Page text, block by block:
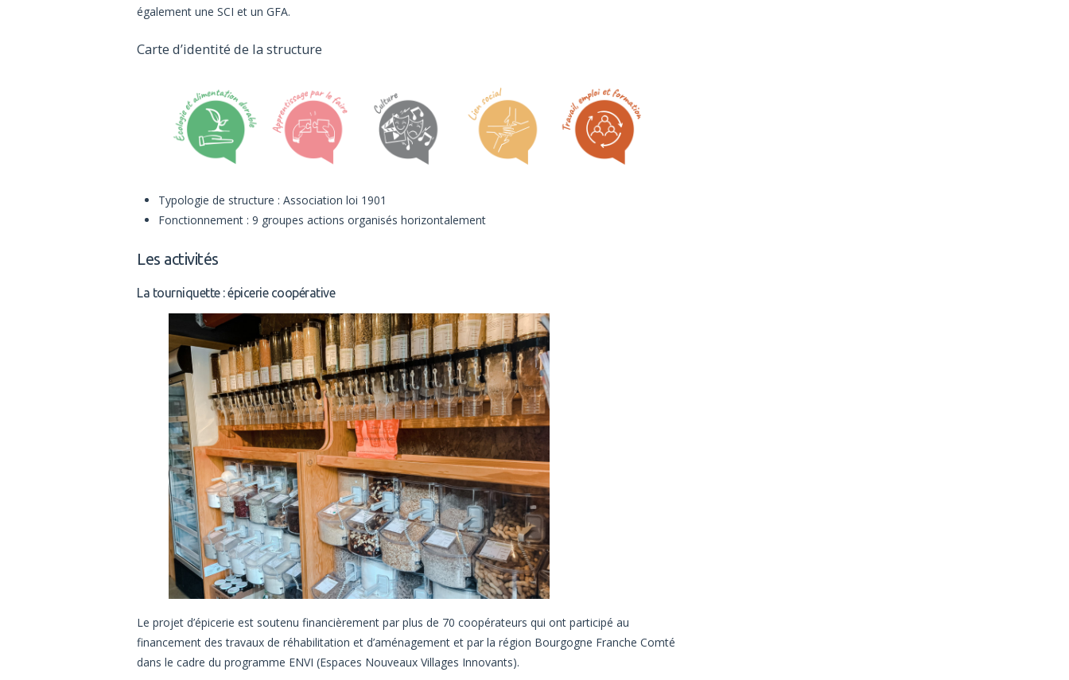
également une SCI et un GFA.
Carte d’identité de la structure
Typologie de structure : Association loi 1901
Fonctionnement : 9 groupes actions organisés horizontalement
Les activités
La tourniquette : épicerie coopérative
Le projet d’épicerie est soutenu financièrement par plus de 70 coopérateurs qui ont participé au
financement des travaux de réhabilitation et d’aménagement et par la région Bourgogne Franche Comté
dans le cadre du programme ENVI (Espaces Nouveaux Villages Innovants).